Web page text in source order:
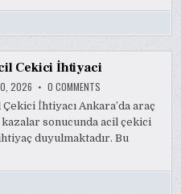
Cekici İhtiyaci
2026 0 COMMENTS
ACIL
CEKICI
İHTIYACI
Çekici İhtiyacı Ankara’da araç
kazalar sonucunda acil çekici
duyulmaktadır. Bu